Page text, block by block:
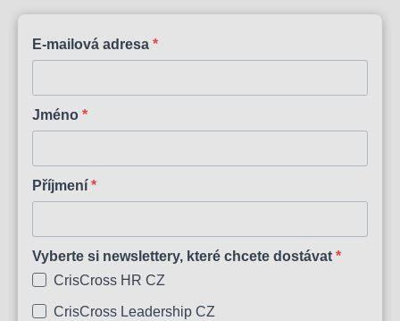
E-mailová adresa
Jméno
Příjmení
Vyberte si newslettery, které chcete dostávat
CrisCross HR CZ
CrisCross Leadership CZ